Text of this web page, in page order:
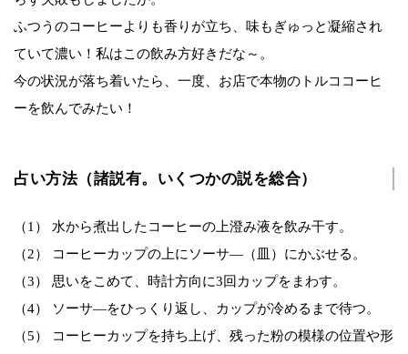
ふつうのコーヒーよりも香りが立ち、味もぎゅっと凝縮され
ていて濃い！私はこの飲み方好きだな～。
今の状況が落ち着いたら、一度、お店で本物のトルココーヒ
ーを飲んでみたい！
占い方法（諸説有。いくつかの説を総合）
（1） 水から煮出したコーヒーの上澄み液を飲み干す。
（2） コーヒーカップの上にソーサ―（皿）にかぶせる。
（3） 思いをこめて、時計方向に3回カップをまわす。
（4） ソーサ―をひっくり返し、カップが冷めるまで待つ。
（5） コーヒーカップを持ち上げ、残った粉の模様の位置や形